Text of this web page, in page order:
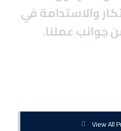
والاستدامة في
جوانب عملنا.
View All